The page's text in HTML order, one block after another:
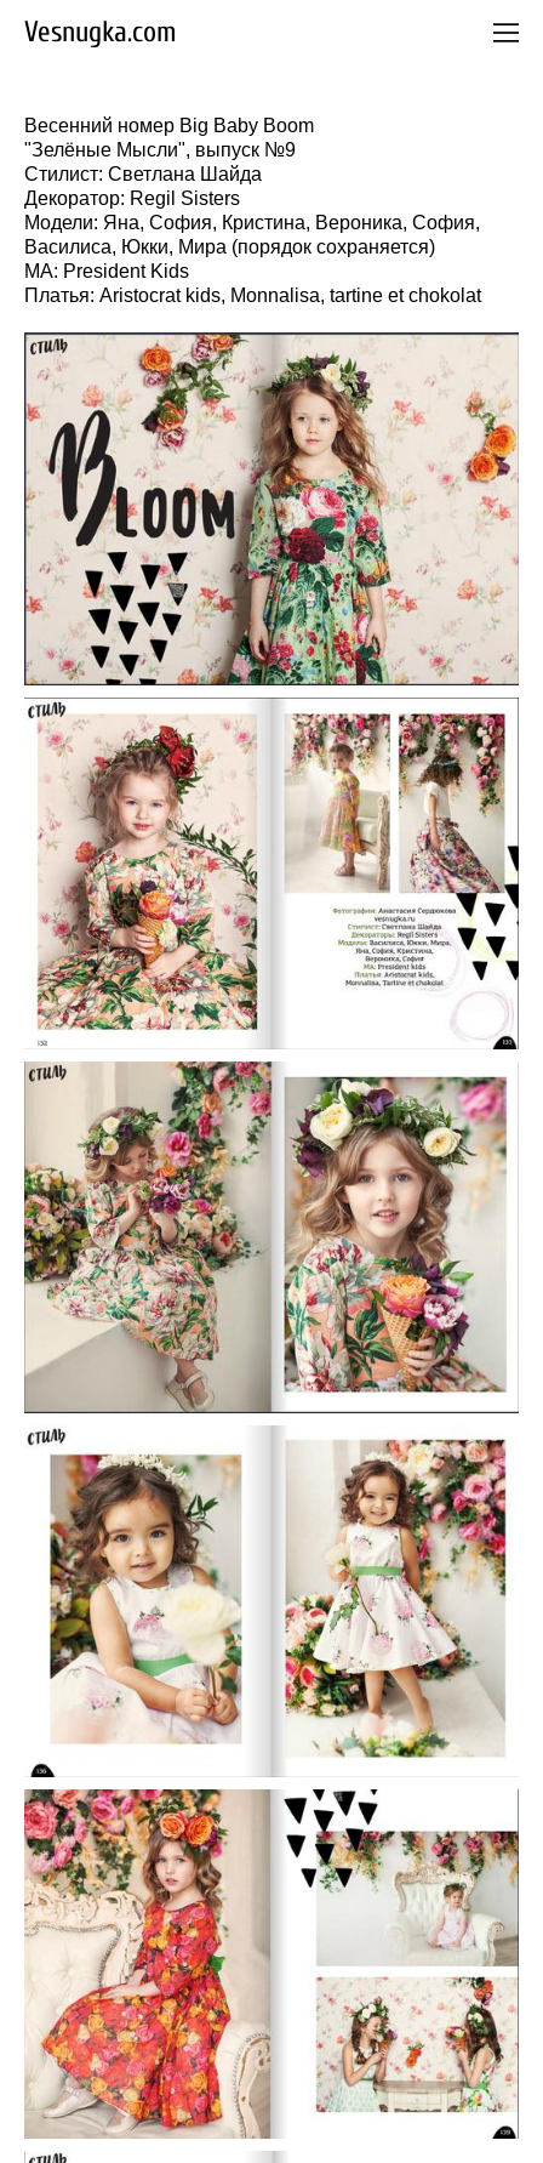
Vesnugka.com
Весенний номер Big Baby Boom
"Зелёные Мысли", выпуск №9
Стилист: Светлана Шайда
Декоратор: Regil Sisters
Модели: Яна, София, Кристина, Вероника, София,
Василиса, Юкки, Мира (порядок сохраняется)
MA: President Kids
Платья: Aristocrat kids, Monnalisa, tartine et chokolat